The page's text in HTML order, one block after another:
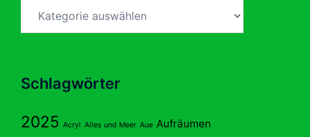
Schlagwörter
2025 Acryl Alles und Meer Aue Aufräumen